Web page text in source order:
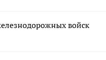
войск